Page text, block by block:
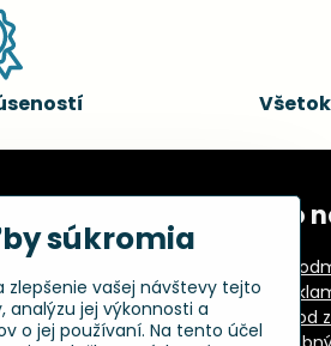
s.r.o.
s.r.o.
Všetko o
Obchodné
Postup pri
Odstúpenie od
súkromia
zlepšenie vašej návštevy tejto
analýzu jej výkonnosti a
o jej používaní. Na tento účel